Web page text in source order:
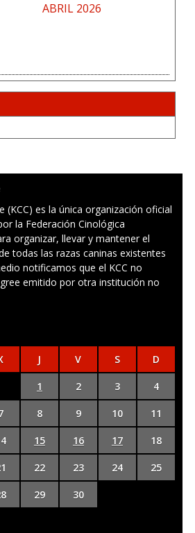
ABRIL 2026
(KCC) es la única organización oficial
la Federación Cinológica
organizar, llevar y mantener el
todas las razas caninas existentes
notificamos que el KCC no
emitido por otra institución no
J V S D
1 2 3 4
8 9 10 11
15 16 17 18
22 23 24 25
29 30